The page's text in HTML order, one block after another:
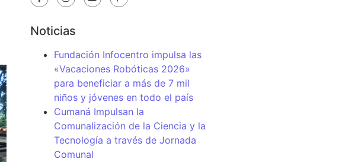
Noticias
Fundación Infocentro impulsa las
«Vacaciones Robóticas 2026»
para beneficiar a más de 7 mil
niños y jóvenes en todo el país
Cumaná Impulsan la
Comunalización de la Ciencia y la
Tecnología a través de Jornada
Comunal